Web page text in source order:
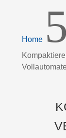
Home 5